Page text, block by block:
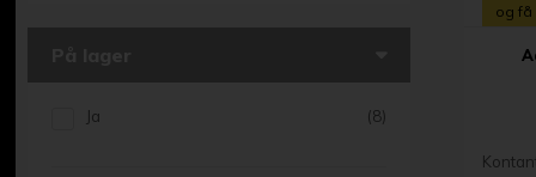
Ja (8)
og få